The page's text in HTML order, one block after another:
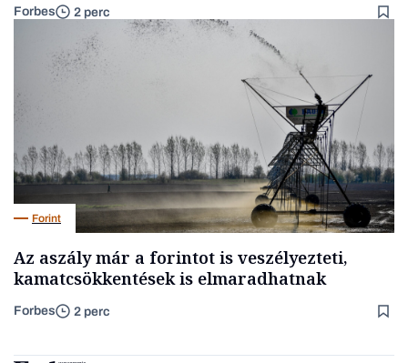
Forbes 2 perc
Forint
Az aszály már a forintot is veszélyezteti,
kamatcsökkentések is elmaradhatnak
Forbes 2 perc